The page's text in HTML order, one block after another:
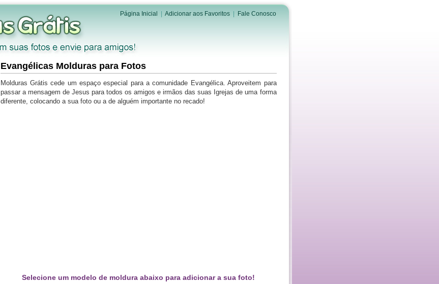
Página Inicial Adicionar aos Favoritos| Fale Conosco
Evangélicas Molduras para Fotos
Molduras Grátis cede um espaço especial para a comunidade Evangélica. Aproveitem para
passar a mensagem de Jesus para todos os amigos e irmãos das suas Igrejas de uma forma
diferente, colocando a sua foto ou a de alguém importante no recado!
Selecione um modelo de moldura abaixo para adicionar a sua foto!